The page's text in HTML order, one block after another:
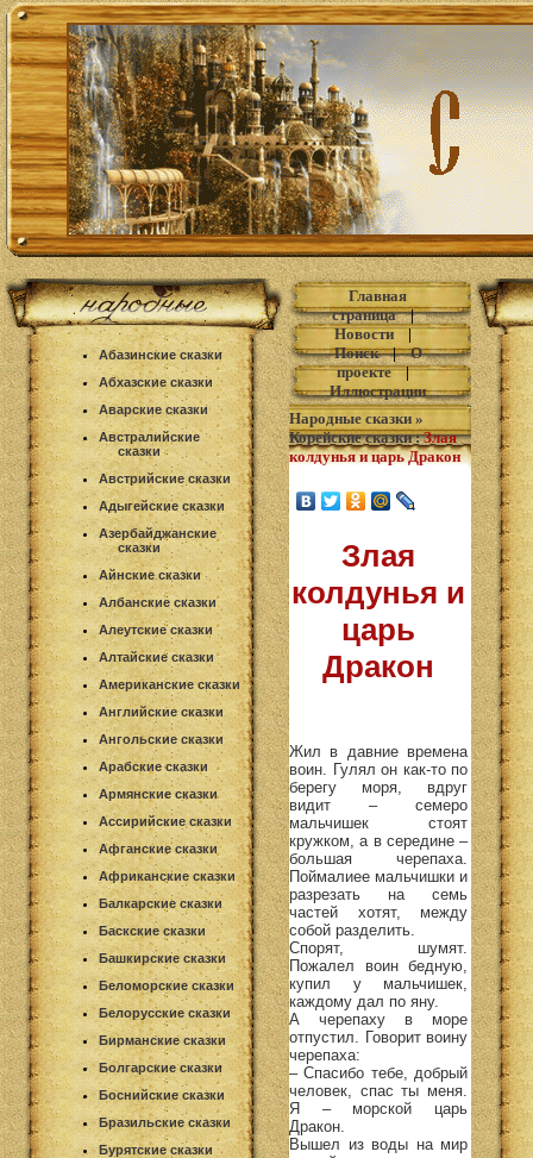
Абазинские сказки
Абхазские сказки
Аварские сказки
Австралийские
сказки
Австрийские сказки
Адыгейские сказки
Азербайджанские
сказки
Айнские сказки
Албанские сказки
Алеутские сказки
Алтайские сказки
Американские сказки
Английские сказки
Ангольские сказки
Арабские сказки
Армянские сказки
Ассирийские сказки
Афганские сказки
Африканские сказки
Балкарские сказки
Баскские сказки
Башкирские сказки
Беломорские сказки
Белорусские сказки
Бирманские сказки
Болгарские сказки
Боснийские сказки
Бразильские сказки
Бурятские сказки
Главная
страница|
Новости|
Поиск|О
проекте|
Иллюстрации
Народные сказки »
Корейские сказки: Злая
колдунья и царь Дракон
Злая
колдунья и
царь
Дракон
Жил в давние времена
воин. Гулял он как-то по
берегу моря, вдруг
видит – семеро
мальчишек стоят
кружком, а в середине –
большая черепаха.
Поймалиее мальчишки и
разрезать на семь
частей хотят, между
собой разделить.
Спорят, шумят.
Пожалел воин бедную,
купил у мальчишек,
каждому дал по яну.
А черепаху в море
отпустил. Говорит воину
черепаха:
– Спасибо тебе, добрый
человек, спас ты меня.
Я – морской царь
Дракон.
Вышел из воды на мир